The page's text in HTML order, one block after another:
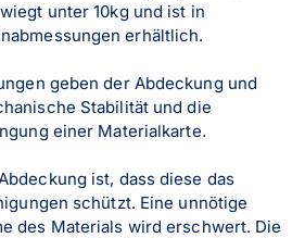
unter 10kg und ist in
erhältlich.
geben der Abdeckung und
Stabilität und die
einer Materialkarte.
ist, dass diese das
schützt. Eine unnötige
des Materials wird erschwert. Die